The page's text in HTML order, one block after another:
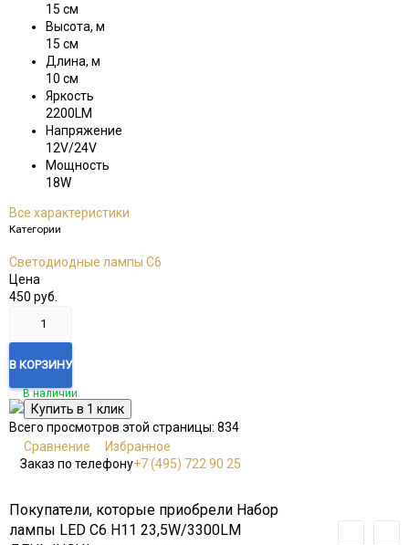
15 см
Высота, м
15 см
Длина, м
10 см
Яркость
2200LM
Напряжение
12V/24V
Мощность
18W
Все характеристики
Категории
Светодиодные лампы C6
Цена
450 руб.
В КОРЗИНУ
В наличии
Всего просмотров этой страницы: 834
Сравнение
Избранное
Заказ по телефону+7 (495) 722 90 25
Покупатели, которые приобрели Набор
лампы LED C6 H11 23,5W/3300LM